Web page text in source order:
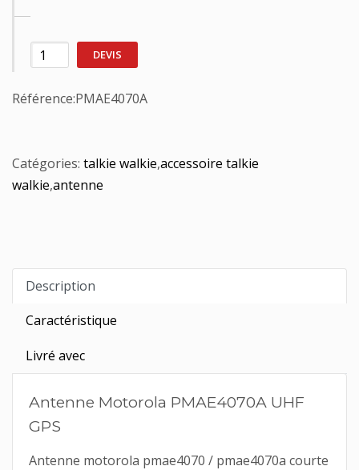
DEVIS
Référence:PMAE4070A
Catégories: talkie walkie,accessoire talkie
walkie,antenne
Description
Caractéristique
Livré avec
Antenne Motorola PMAE4070A UHF
GPS
Antenne motorola pmae4070 / pmae4070a courte